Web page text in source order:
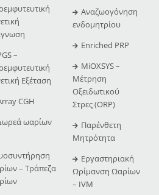
–
Εξέταση
CGH
ωαρίων
– Τράπεζα
Αναζωογόνηση
ενδομητρίου
Enriched PRP
MiOXSYS –
Μέτρηση
Οξειδωτικού
Στρες (ORP)
Παρένθετη
Μητρότητα
Εργαστηριακή
Ωρίμανση Ωαρίων
– IVM